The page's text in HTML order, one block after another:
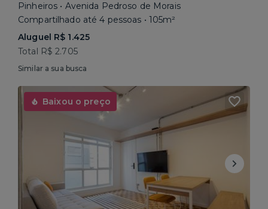
Pinheiros • Avenida Pedroso de Morais
Compartilhado até 4 pessoas • 105m²
Aluguel R$ 1.425
Total R$ 2.705
Similar a sua busca
Baixou o preço